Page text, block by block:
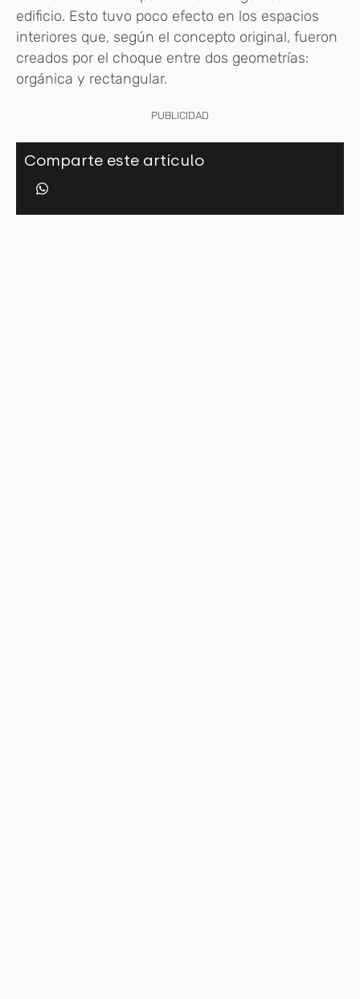
edificio. Esto tuvo poco efecto en los espacios
interiores que, según el concepto original, fueron
creados por el choque entre dos geometrías:
orgánica y rectangular.
PUBLICIDAD
Comparte este artículo